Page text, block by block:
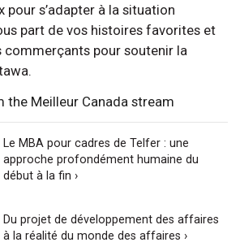
s’adapter à la situation
part de vos histoires favorites et
commerçants pour soutenir la
Meilleur Canada stream
Le MBA pour cadres de Telfer : une
approche profondément humaine du
début à la fin ›
Du projet de développement des affaires
à la réalité du monde des affaires ›